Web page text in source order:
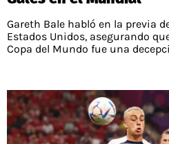
Gareth Bale habló en la previa
Estados Unidos, asegurando
Copa del Mundo fue una